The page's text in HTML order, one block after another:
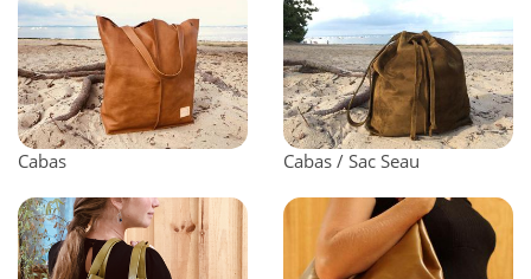
Cabas Cabas / Sac Seau